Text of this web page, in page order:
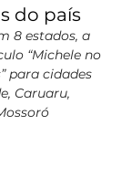
do país
8 estados, a
“Michele no
para cidades
Caruaru,